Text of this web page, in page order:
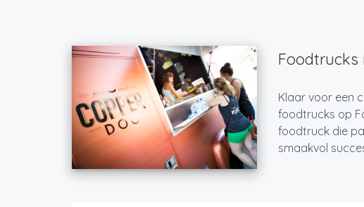
Foodtrucks
Klaar voor een
foodtrucks op
foodtruck die
smaakvol